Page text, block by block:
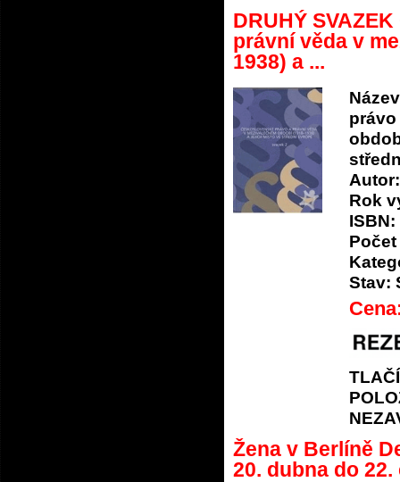
DRUHÝ
právní věda v
1938) a ...
právo
Autor:
Rok
ISBN:
Stav:
Žena v Berlíně
20. dubna do